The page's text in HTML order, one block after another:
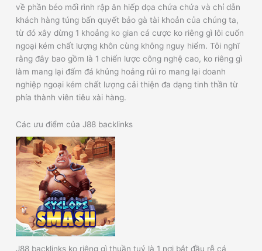
về phần béo mối rình rập ăn hiếp dọa chứa chứa và chỉ dẫn
khách hàng túng bấn quyết bảo gà tài khoản của chúng ta,
từ đó xây dừng 1 khoảng ko gian cá cược ko riêng gì lôi cuốn
ngoại kém chất lượng khôn cùng không nguy hiểm. Tôi nghĩ
rằng đây bao gồm là 1 chiến lược công nghệ cao, ko riêng gì
làm mang lại đấm đá khủng hoảng rủi ro mang lại doanh
nghiệp ngoại kém chất lượng cải thiện đa dạng tinh thần từ
phía thành viên tiêu xài hàng.
Các ưu điểm của J88 backlinks
J88 backlinks ko riêng gì thuần tuý là 1 nơi bắt đầu rễ cá